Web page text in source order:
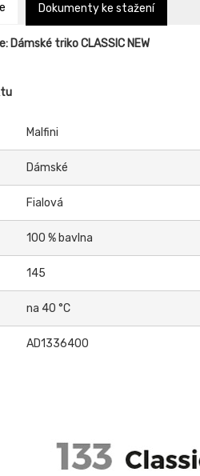
Dokumenty ke stažení
Dámské triko CLASSIC NEW
Malfini
Dámské
Fialová
100 % bavlna
145
na 40 °C
AD1336400